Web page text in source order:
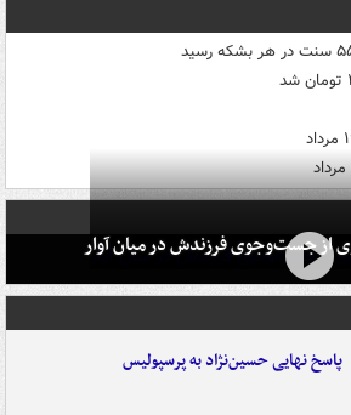
از جست‌وجوی فرزندش در میان آوار
پاسخ نهایی حسین‌نژاد به پرسپولیس